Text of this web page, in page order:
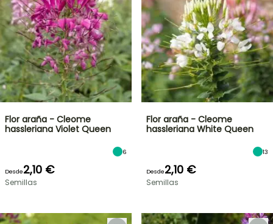
Flor araña - Cleome
hassleriana Violet Queen
6
Desde2,10 €
Semillas
Flor araña - Cleome
hassleriana White Queen
13
Desde2,10 €
Semillas